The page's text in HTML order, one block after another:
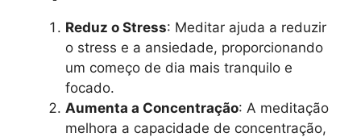
Reduz o Stress: Meditar ajuda a reduzir
o stress e a ansiedade, proporcionando
um começo de dia mais tranquilo e
focado.
Aumenta a Concentração: A meditação
melhora a capacidade de concentração,